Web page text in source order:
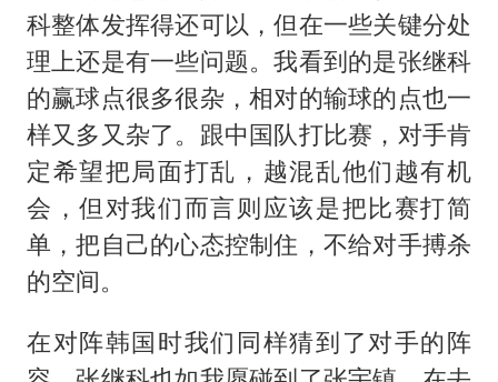
科整体发挥得还可以，但在一些关键分处
理上还是有一些问题。我看到的是张继科
的赢球点很多很杂，相对的输球的点也一
样又多又杂了。跟中国队打比赛，对手肯
定希望把局面打乱，越混乱他们越有机
会，但对我们而言则应该是把比赛打简
单，把自己的心态控制住，不给对手搏杀
的空间。
在对阵韩国时我们同样猜到了对手的阵